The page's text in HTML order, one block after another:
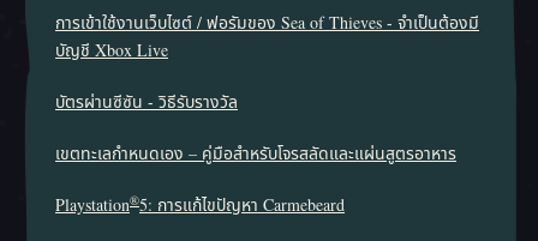
การเข้าใช้งานเว็บไซต์ / ฟอรัมของ Sea of Thieves - จำเป็นต้องมี
บัญชี Xbox Live
บัตรผ่านซีซัน - วิธีรับรางวัล
เขตทะเลกำหนดเอง – คู่มือสำหรับโจรสลัดและแผ่นสูตรอาหาร
Playstation®5: การแก้ไขปัญหา Carmebeard